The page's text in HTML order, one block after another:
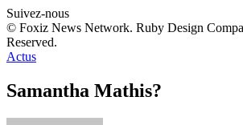
Suivez-nous
© Foxiz News Network. Ruby Design
Reserved.
Actus
Samantha Mathis?